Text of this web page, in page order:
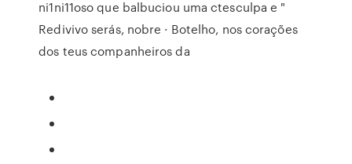
ni1ni11oso que balbuciou uma ctesculpa e "
Redivivo serás, nobre · Botelho, nos corações
dos teus companheiros da